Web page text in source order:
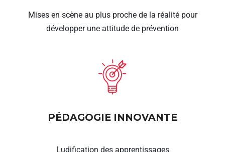
Mises en scène au plus proche de la réalité pour
développer une attitude de prévention
PÉDAGOGIE INNOVANTE
Ludification des apprentissages